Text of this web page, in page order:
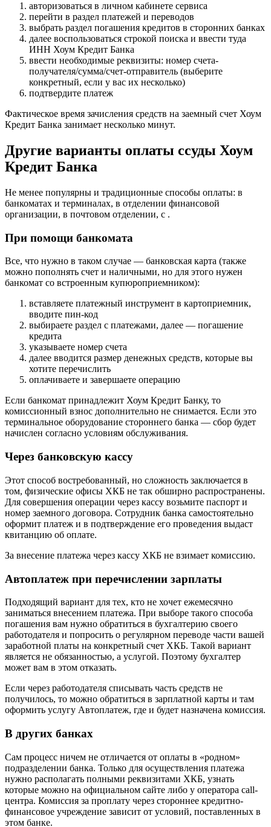
авторизоваться в личном кабинете сервиса
перейти в раздел платежей и переводов
выбрать раздел погашения кредитов в сторонних банках
далее воспользоваться строкой поиска и ввести туда
ИНН Хоум Кредит Банка
ввести необходимые реквизиты: номер счета-
получателя/сумма/счет-отправитель (выберите
конкретный, если у вас их несколько)
подтвердите платеж
Фактическое время зачисления средств на заемный счет Хоум
Кредит Банка занимает несколько минут.
Другие варианты оплаты ссуды Хоум
Кредит Банка
Не менее популярны и традиционные способы оплаты: в
банкоматах и терминалах, в отделении финансовой
организации, в почтовом отделении, с .
При помощи банкомата
Все, что нужно в таком случае — банковская карта (также
можно пополнять счет и наличными, но для этого нужен
банкомат со встроенным купюроприемником):
вставляете платежный инструмент в картоприемник,
вводите пин-код
выбираете раздел с платежами, далее — погашение
кредита
указываете номер счета
далее вводится размер денежных средств, которые вы
хотите перечислить
оплачиваете и завершаете операцию
Если банкомат принадлежит Хоум Кредит Банку, то
комиссионный взнос дополнительно не снимается. Если это
терминальное оборудование стороннего банка — сбор будет
начислен согласно условиям обслуживания.
Через банковскую кассу
Этот способ востребованный, но сложность заключается в
том, физические офисы ХКБ не так обширно распространены.
Для совершения операции через кассу возьмите паспорт и
номер заемного договора. Сотрудник банка самостоятельно
оформит платеж и в подтверждение его проведения выдаст
квитанцию об оплате.
За внесение платежа через кассу ХКБ не взимает комиссию.
Автоплатеж при перечислении зарплаты
Подходящий вариант для тех, кто не хочет ежемесячно
заниматься внесением платежа. При выборе такого способа
погашения вам нужно обратиться в бухгалтерию своего
работодателя и попросить о регулярном переводе части вашей
заработной платы на конкретный счет ХКБ. Такой вариант
является не обязанностью, а услугой. Поэтому бухгалтер
может вам в этом отказать.
Если через работодателя списывать часть средств не
получилось, то можно обратиться в зарплатной карты и там
оформить услугу Автоплатеж, где и будет назначена комиссия.
В других банках
Сам процесс ничем не отличается от оплаты в «родном»
подразделении банка. Только для осуществления платежа
нужно располагать полными реквизитами ХКБ, узнать
которые можно на официальном сайте либо у оператора call-
центра. Комиссия за проплату через стороннее кредитно-
финансовое учреждение зависит от условий, поставленных в
этом банке.